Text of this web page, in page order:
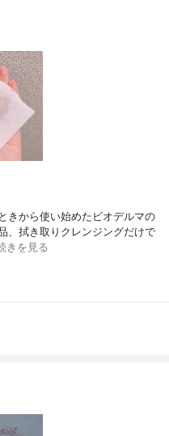
きから使い始めたビオデルマの
、拭き取りクレンジングだけで
きを見る